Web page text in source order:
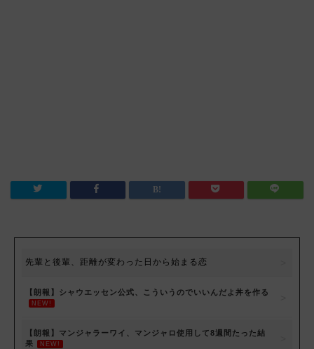
先輩と後輩、距離が変わった日から始まる恋
【朗報】シャウエッセン公式、こういうのでいいんだよ丼を作る
NEW!
【朗報】マンジャラーワイ、マンジャロ使用して8週間たった結
果
NEW!